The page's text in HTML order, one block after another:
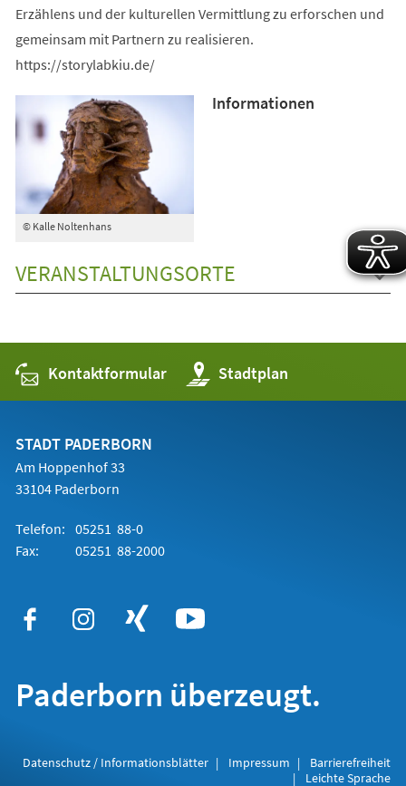
Erzählens und der kulturellen Vermittlung zu erforschen und
gemeinsam mit Partnern zu realisieren.
https://storylabkiu.de/
© Kalle Noltenhans
Informationen
VERANSTALTUNGSORTE
Kontaktformular Stadtplan
(Öffnet
in
einem
STADT PADERBORN
Am Hoppenhof 33
33104 Paderborn
Telefon: 05251 88-0
Fax:
05251 88-2000
Paderborn überzeugt.
Datenschutz / Informationsblätter Impressum
Barrierefreiheit
Leichte Sprache